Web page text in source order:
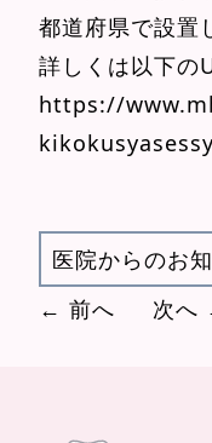
都道府県で設置
詳しくは以下の
https://
医院からのお
← 前へ
次へ